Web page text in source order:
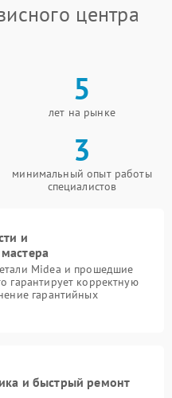
центра
5
лет на рынке
3
минимальный опыт работы
специалистов
и
Midea и прошедшие
гарантирует корректную
гарантийных
и быстрый ремонт